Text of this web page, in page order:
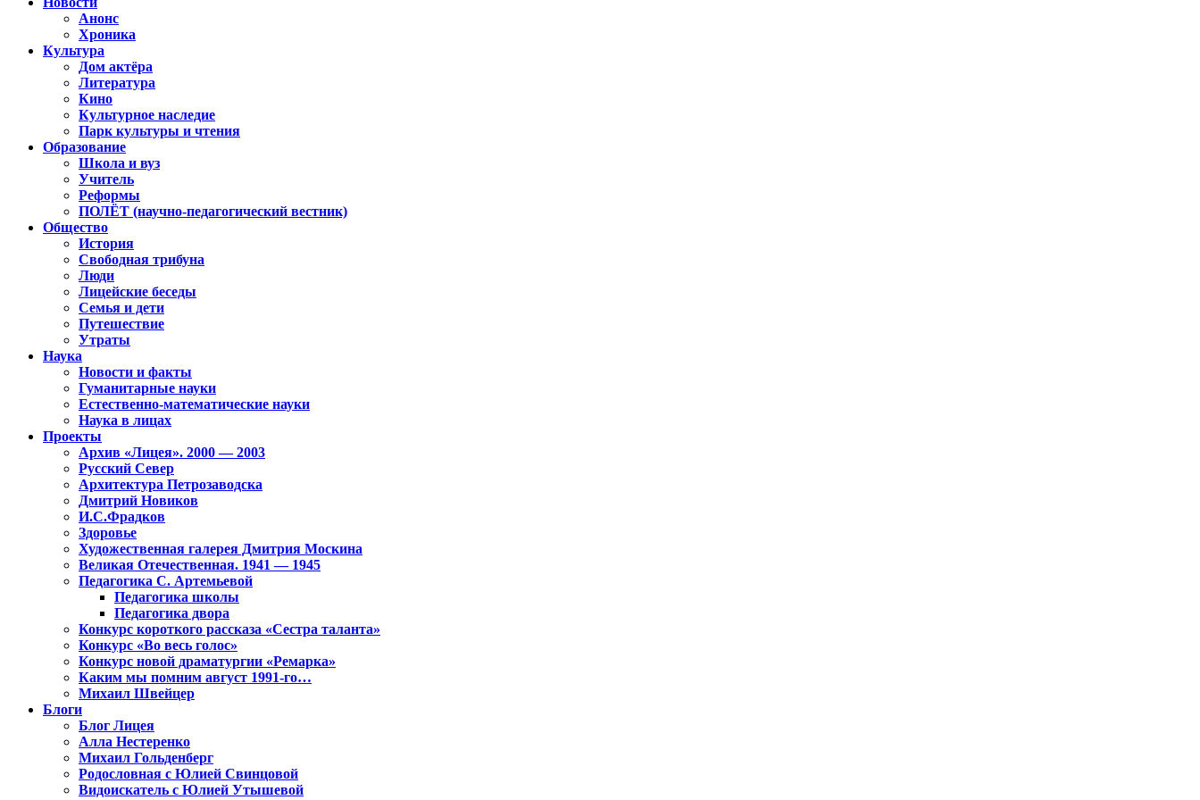
Анонс
Хроника
Культура
Дом актёра
Литература
Кино
Культурное наследие
Парк культуры и чтения
Образование
Школа и вуз
Учитель
Реформы
ПОЛЁТ (научно-педагогический вестник)
Общество
История
Свободная трибуна
Люди
Лицейские беседы
Семья и дети
Путешествие
Утраты
Наука
Новости и факты
Гуманитарные науки
Естественно-математические науки
Наука в лицах
Проекты
Архив «Лицея». 2000 — 2003
Русский Север
Архитектура Петрозаводска
Дмитрий Новиков
И.С.Фрадков
Здоровье
Художественная галерея Дмитрия Москина
Великая Отечественная. 1941 — 1945
Педагогика С. Артемьевой
Педагогика школы
Педагогика двора
Конкурс короткого рассказа «Сестра таланта»
Конкурс «Во весь голос»
Конкурс новой драматургии «Ремарка»
Каким мы помним август 1991-го…
Михаил Швейцер
Блоги
Блог Лицея
Алла Нестеренко
Михаил Гольденберг
Родословная с Юлией Свинцовой
Видоискатель с Юлией Утышевой